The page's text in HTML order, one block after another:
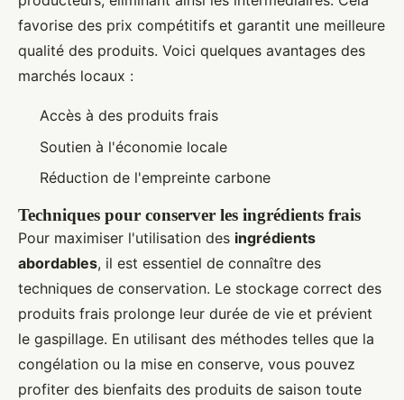
favorise des prix compétitifs et garantit une meilleure
qualité des produits. Voici quelques avantages des
marchés locaux :
Accès à des produits frais
Soutien à l'économie locale
Réduction de l'empreinte carbone
Techniques pour conserver les ingrédients frais
Pour maximiser l'utilisation des ingrédients
abordables, il est essentiel de connaître des
techniques de conservation. Le stockage correct des
produits frais prolonge leur durée de vie et prévient
le gaspillage. En utilisant des méthodes telles que la
congélation ou la mise en conserve, vous pouvez
profiter des bienfaits des produits de saison toute